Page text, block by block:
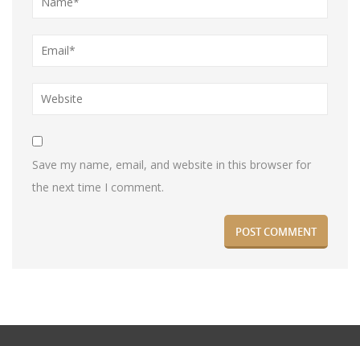
Save my name, email, and website in this browser for
the next time I comment.